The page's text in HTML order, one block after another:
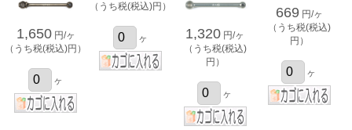
1,650 円/ヶ
（うち税(税込)円）
ヶ
（うち税(税込)円）
ヶ 1,320 円/ヶ
（うち税(税込)
円）
ヶ
669 円/ヶ
（うち税(税込)
円）
ヶ